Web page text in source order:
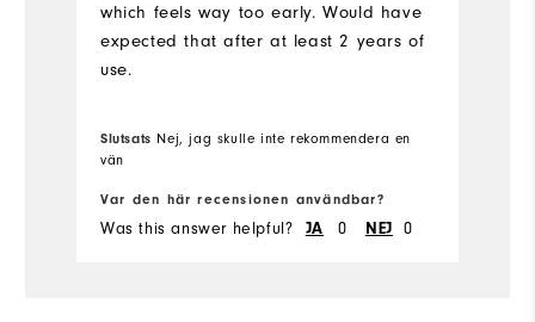
which feels way too early. Would have
expected that after at least 2 years of
use.
Slutsats Nej, jag skulle inte rekommendera en
vän
Var den här recensionen användbar?
Was this answer helpful? JA 0 NEJ 0